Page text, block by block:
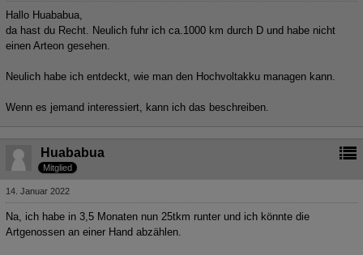
Hallo Huababua,
da hast du Recht. Neulich fuhr ich ca.1000 km durch D und habe nicht
einen Arteon gesehen.
Neulich habe ich entdeckt, wie man den Hochvoltakku managen kann.
Wenn es jemand interessiert, kann ich das beschreiben.
Huababua
Mitglied
14. Januar 2022
Na, ich habe in 3,5 Monaten nun 25tkm runter und ich könnte die
Artgenossen an einer Hand abzählen.